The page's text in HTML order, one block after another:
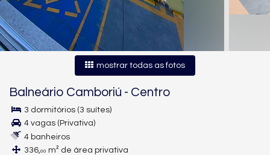
mostrar todas as fotos
Balneário Camboriú - Centro
3 dormitórios (3 suítes)
4 vagas (Privativa)
4 banheiros
336,00 m² de área privativa